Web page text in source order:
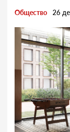
Общество 26